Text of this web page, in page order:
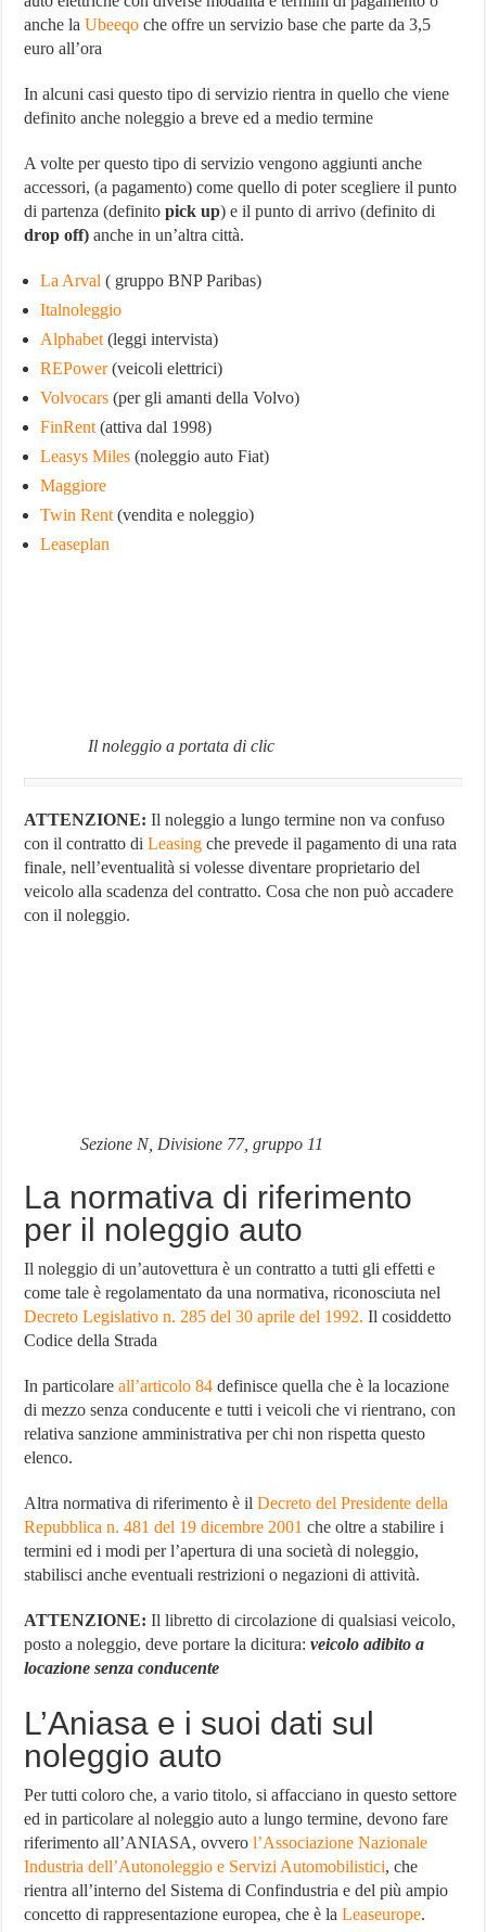
anche laUbeeqo che offre un servizio base che parte da 3,5
euro all’ora
In alcuni casi questo tipo di servizio rientra in quello che viene
definito anche noleggio a breve ed a medio termine
A volte per questo tipo di servizio vengono aggiunti anche
accessori, (a pagamento) come quello di poter scegliere il punto
di partenza (definitopick up) e il punto di arrivo (definito di
drop off)anche in un’altra città.
La Arval ( gruppo BNP Paribas)
Italnoleggio
Alphabet (leggi intervista)
REPower(veicoli elettrici)
Volvocars (per gli amanti della Volvo)
FinRent (attiva dal 1998)
Leasys Miles (noleggio auto Fiat)
Maggiore
Twin Rent (vendita e noleggio)
Leaseplan
Il noleggio a portata di clic
ATTENZIONE: Il noleggio a lungo termine non va confuso
con il contratto diLeasing che prevede il pagamento di una rata
finale, nell’eventualità si volesse diventare proprietario del
veicolo alla scadenza del contratto. Cosa che non può accadere
con il noleggio.
Sezione N, Divisione 77, gruppo 11
La normativa di riferimento
per il noleggio auto
Il noleggio di un’autovettura è un contratto a tutti gli effetti e
come tale è regolamentato da una normativa, riconosciuta nel
Decreto Legislativo n. 285 del 30 aprile del 1992. Il cosiddetto
Codice della Strada
In particolareall’articolo 84 definisce quella che è la locazione
di mezzo senza conducente e tutti i veicoli che vi rientrano, con
relativa sanzione amministrativa per chi non rispetta questo
elenco.
Altra normativa di riferimento è ilDecreto del Presidente della
Repubblica n. 481 del 19 dicembre 2001 che oltre a stabilire i
termini ed i modi per l’apertura di una società di noleggio,
stabilisci anche eventuali restrizioni o negazioni di attività.
ATTENZIONE: Il libretto di circolazione di qualsiasi veicolo,
posto a noleggio, deve portare la dicitura:veicolo adibito a
locazione senza conducente
L’Aniasa e i suoi dati sul
noleggio auto
Per tutti coloro che, a vario titolo, si affacciano in questo settore
ed in particolare al noleggio auto a lungo termine, devono fare
riferimento all’ANIASA, ovverol’Associazione Nazionale
Industria dell’Autonoleggio e Servizi Automobilistici, che
rientra all’interno del Sistema di Confindustria e del più ampio
concetto di rappresentazione europea, che è laLeaseurope.